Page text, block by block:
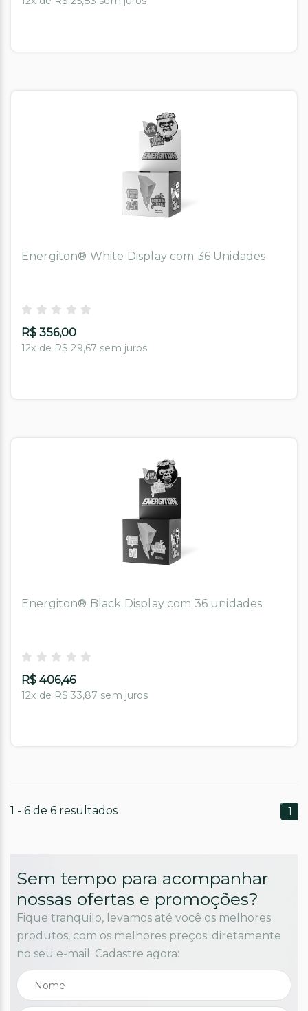
Energiton® White Display com 36 Unidades
R$ 356,00
12x de R$ 29,67 sem juros
Energiton® Black Display com 36 unidades
R$ 406,46
12x de R$ 33,87 sem juros
1 - 6 de 6 resultados 1
Sem tempo para acompanhar
nossas ofertas e promoções?
Fique tranquilo, levamos até você os melhores
produtos, com os melhores preços. diretamente
no seu e-mail. Cadastre agora: